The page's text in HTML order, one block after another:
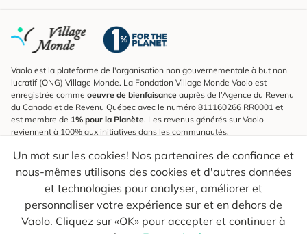
Un mot sur les cookies! Nos partenaires de confiance et
nous-mêmes utilisons des cookies et d'autres données
et technologies pour analyser, améliorer et
personnaliser votre expérience sur et en dehors de
Vaolo. Cliquez sur «OK» pour accepter et continuer à
Vaolo est la plateforme de l'organisation non gouvernementale à but non
lucratif (ONG) Village Monde. La Fondation Village Monde Vaolo est
enregistrée comme oeuvre de bienfaisance auprès de l’Agence du Revenu
du Canada et de Revenu Québec avec le numéro 811160266 RR0001 et
est membre de 1% pour la Planète. Les revenus générés sur Vaolo
reviennent à 100% aux initiatives dans les communautés.
S'inscrire à l'infolettre
Pour connaître les nouveautés, suivre nos explorateurs et recevoir des
astuces pour des voyages plus conscients.
Ton courriel Envoyer